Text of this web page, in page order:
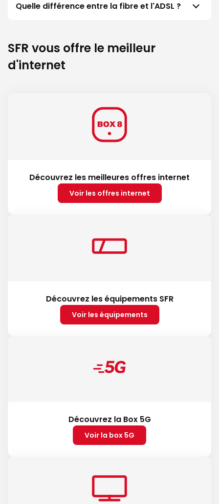
Quelle différence entre la fibre et l'ADSL ?
SFR vous offre le meilleur
d'internet
Découvrez les meilleures offres internet
Voir les offres internet
Découvrez les équipements SFR
Voir les équipements
Découvrez la Box 5G
Voir la box 5G